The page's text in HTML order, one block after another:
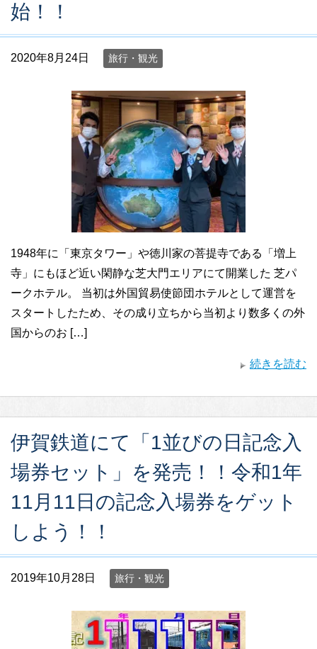
始！！
2020年8月24日 旅行・観光
1948年に「東京タワー」や徳川家の菩提寺である「増上
寺」にもほど近い閑静な芝大門エリアにて開業した 芝パ
ークホテル。 当初は外国貿易使節団ホテルとして運営を
スタートしたため、その成り立ちから当初より数多くの外
国からのお […]
続きを読む
伊賀鉄道にて「1並びの日記念入
場券セット」を発売！！令和1年
11月11日の記念入場券をゲット
しよう！！
2019年10月28日 旅行・観光